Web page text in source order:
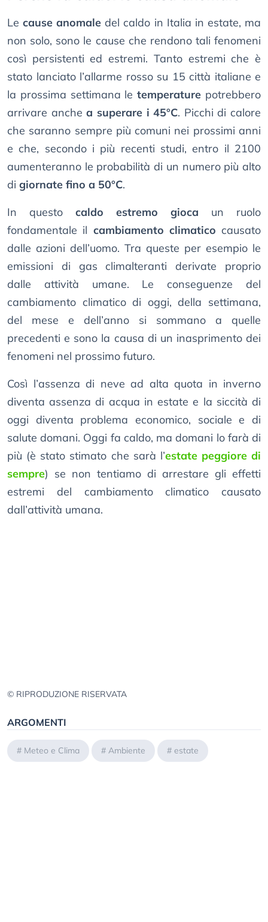
Lecause anomale del caldo in Italia in estate, ma
non solo, sono le cause che rendono tali fenomeni
così persistenti ed estremi. Tanto estremi che è
stato lanciato l’allarme rosso su 15 città italiane e
la prossima settimana letemperature potrebbero
arrivare anchea superare i 45°C. Picchi di calore
che saranno sempre più comuni nei prossimi anni
e che, secondo i più recenti studi, entro il 2100
aumenteranno le probabilità di un numero più alto
di giornate fino a 50°C.
In questo caldo estremo gioca un ruolo
fondamentale il cambiamento climatico causato
dalle azioni dell’uomo. Tra queste per esempio le
emissioni di gas climalteranti derivate proprio
dalle attività umane. Le conseguenze del
cambiamento climatico di oggi, della settimana,
del mese e dell’anno si sommano a quelle
precedenti e sono la causa di un inasprimento dei
fenomeni nel prossimo futuro.
Così l’assenza di neve ad alta quota in inverno
diventa assenza di acqua in estate e la siccità di
oggi diventa problema economico, sociale e di
salute domani. Oggi fa caldo, ma domani lo farà di
più (è stato stimato che sarà l’estate peggiore di
sempre) se non tentiamo di arrestare gli effetti
estremi del cambiamento climatico causato
dall’attività umana.
© RIPRODUZIONE RISERVATA
ARGOMENTI
# Meteo e Clima # Ambiente # estate